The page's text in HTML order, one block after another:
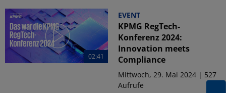
02:41
EVENT
KPMG RegTech-
Konferenz 2024:
Innovation meets
Compliance
Mittwoch, 29. Mai 2024 | 527
Aufrufe